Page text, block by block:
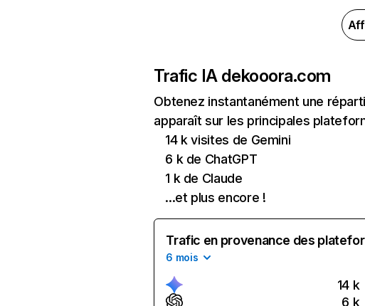
Trafic IA dekooora.com
Obtenez instantanément une
apparaît sur les principales
14 k visites de Gemini
6 k de ChatGPT
1 k de Claude
...et plus encore !
Trafic en provenance des
6 mois
14 k
6 k